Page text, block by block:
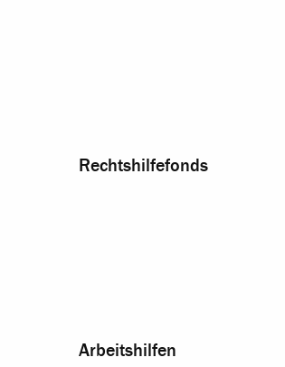
Rechtshilfefonds
Arbeitshilfen